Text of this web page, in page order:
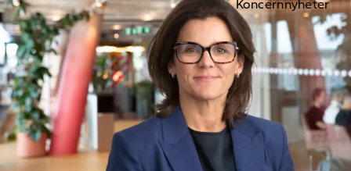
Koncernnyheter